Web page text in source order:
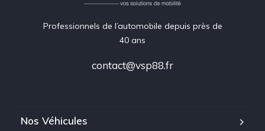
Professionnels de l’automobile depuis près de
40 ans
contact@vsp88.fr
Nos Véhicules